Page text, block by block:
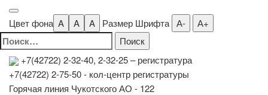
Цвет фона A A A Размер Шрифта А- А+
Найти:
+7(42722) 2-32-40, 2-32-25– регистратура
+7(42722) 2-75-50 - кол-центр регистратуры
Горячая линия Чукотского АО - 122